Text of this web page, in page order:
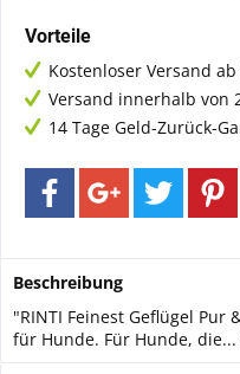
Vorteile
Kostenloser Versand
Versand innerhalb von
14 Tage Geld-Zurück-
Beschreibung
"RINTI Feinest Geflügel
für Hunde. Für Hunde, die...